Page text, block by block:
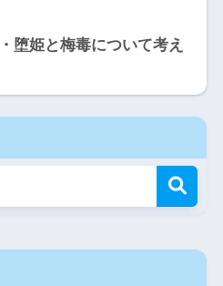
堕姫と梅毒について考え